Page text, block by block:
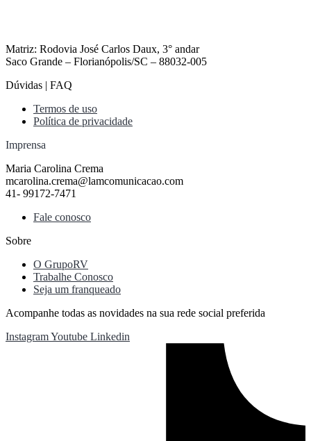
Matriz: Rodovia José Carlos Daux, 3° andar
Saco Grande – Florianópolis/SC – 88032-005
Dúvidas | FAQ
Termos de uso
Política de privacidade
Imprensa
Maria Carolina Crema
mcarolina.crema@lamcomunicacao.com
41- 99172-7471
Fale conosco
Sobre
O GrupoRV
Trabalhe Conosco
Seja um franqueado
Acompanhe todas as novidades na sua rede social preferida
InstagramYoutube Linkedin